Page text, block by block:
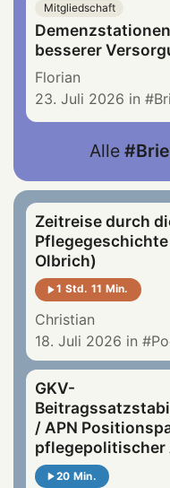
Mitgliedschaft
besserer
Florian
23. Juli 2026 in
Alle
Zeitreise durch
Olbrich)
1 Std. 11 Min.
Christian
18. Juli 2026 in
GKV-
/ APN
pflegepolitischer
20 Min.